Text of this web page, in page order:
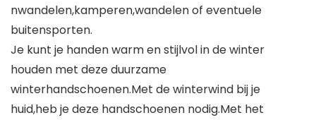
nwandelen,kamperen,wandelen of eventuele
buitensporten.
Je kunt je handen warm en stijlvol in de winter
houden met deze duurzame
winterhandschoenen.Met de winterwind bij je
huid,heb je deze handschoenen nodig.Met het